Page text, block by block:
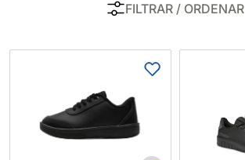
FILTRAR / ORDENAR